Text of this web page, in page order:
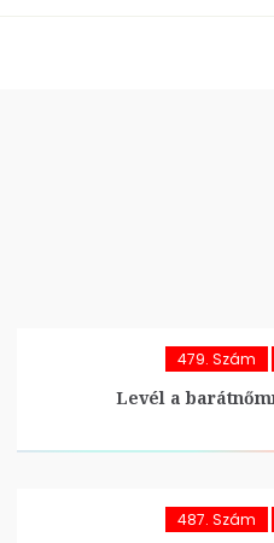
479. Szám
Levél a
487. Szám